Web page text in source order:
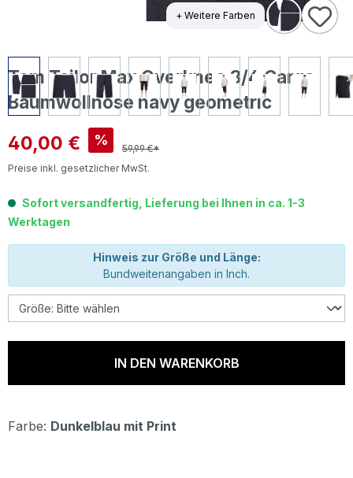
+ Weitere Farben
Tom Tailor Max Overknee 3/4 Cargo
Baumwollhose navy geometric
Verkaufspreis:
40,00 € %
59,99 €*
Preise inkl. gesetzlicher MwSt.
Sofort versandfertig, Lieferung bei Ihnen in ca. 1-3
Werktagen
Hinweis zur Größe und Länge:
Bundweitenangaben in Inch.
IN DEN WARENKORB
Farbe: Dunkelblau mit Print